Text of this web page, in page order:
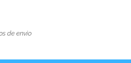
de envio